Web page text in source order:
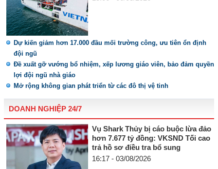
Dự kiến giảm hơn 17.000 đầu mối trường công, ưu tiên ổn định
đội ngũ
Đề xuất gỡ vướng bổ nhiệm, xếp lương giáo viên, bảo đảm quyền
lợi đội ngũ nhà giáo
Mở rộng không gian phát triển từ các đô thị vệ tinh
DOANH NGHIỆP 24/7
Vụ Shark Thủy bị cáo buộc lừa đảo
hơn 7.677 tỷ đồng: VKSND Tối cao
trả hồ sơ điều tra bổ sung
16:17 - 03/08/2026